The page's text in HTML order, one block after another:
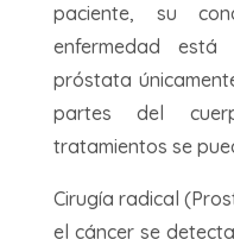
paciente, su
enfermedad
próstata
partes del
tratamientos se
Cirugía radical
el cáncer se